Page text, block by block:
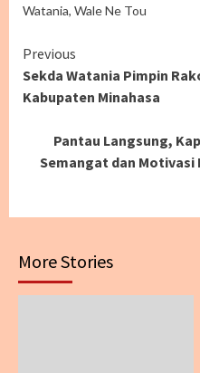
Watania, Wale Ne Tou
Continue
Reading
Previous
Sekda Watania Pimpin
Kabupaten Minahasa
Pantau Langsung,
Semangat dan Motivasi
More Stories